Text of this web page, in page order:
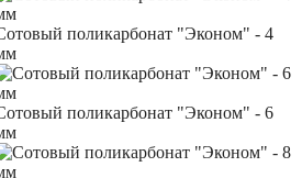
поликарбонат "Эконом" - 4
поликарбонат "Эконом" - 6